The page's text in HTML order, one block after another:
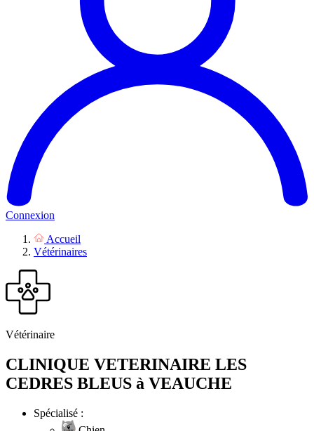
Connexion
Accueil
Vétérinaires
Vétérinaire
CLINIQUE VETERINAIRE LES
CEDRES BLEUS à VEAUCHE
Spécialisé :